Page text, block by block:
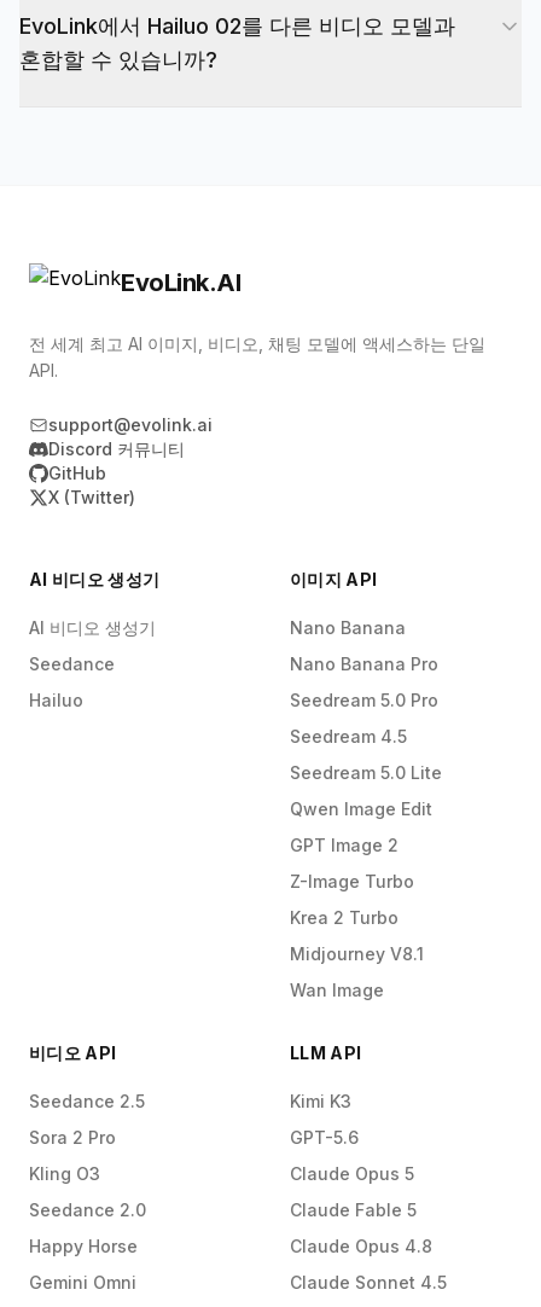
또는 구독 스타일 패키지를 협상할 수 있는 경우가
많습니다.
인터페이스를 노출할 수 있습니다. 생성자는 토큰,
엔드포인트 또는 JSON을 볼 수 없습니다. 그들은
API 주변의 프롬프트, 사전 설정 및 템플릿을 디자
인하는 방법에서 비롯됩니다. 보내는 프롬프트 패턴
나타납니다.
EvoLink에서 Hailuo 02를 다른 비디오 모델과
혼합할 수 있습니까?
어 역할을 하여 예산 친화적인 실행을 위해 Hailuo
02를 선택하고 필요할 때만 고급 모델로 전환할 수
디오 예산을 통제하면서 동시에 뛰어난 히어로 콘텐
EvoLink.AI
전 세계 최고 AI 이미지, 비디오, 채팅 모델에 액세스하는 단일
API.
support@evolink.ai
Discord 커뮤니티
GitHub
X (Twitter)
AI 비디오 생성기
AI 비디오 생성기
Seedance
Hailuo
이미지 API
Nano Banana
Nano Banana Pro
Seedream 5.0 Pro
Seedream 4.5
Seedream 5.0 Lite
Qwen Image Edit
GPT Image 2
Z-Image Turbo
Krea 2 Turbo
Midjourney V8.1
Wan Image
비디오 API
Seedance 2.5
Sora 2 Pro
Kling O3
Seedance 2.0
Happy Horse
Gemini Omni
LLM API
Kimi K3
GPT-5.6
Claude Opus 5
Claude Fable 5
Claude Opus 4.8
Claude Sonnet 4.5